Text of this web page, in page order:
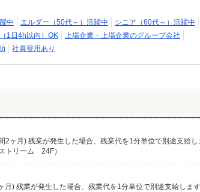
中 エルダー（50代～）活躍中
シニア（60代～）活躍中
1日4h以内）OK
上場企業・上場企業のグループ会社
社員登用あり
ヶ月) 残業が発生した場合、残業代を1分単位で別途支給し
トリーム 24F）